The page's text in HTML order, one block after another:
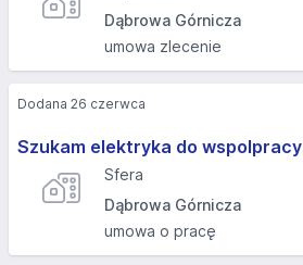
Dąbrowa Górnicza
umowa zlecenie
Szukam elektryka do wspolpracy
Sfera
Dąbrowa Górnicza
umowa o pracę
Dodana 26 czerwca